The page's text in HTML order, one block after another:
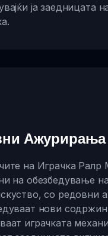
ја заедницата
Ажурирања
на Играчка Ралр
на обезбедување
со редовни
нови
играчката